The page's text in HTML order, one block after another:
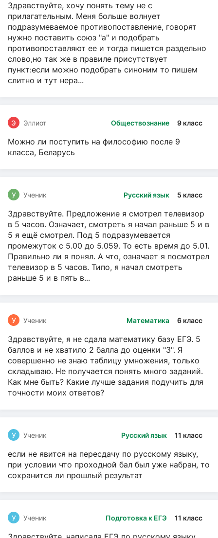
Здравствуйте, хочу понять тему не с
прилагательным. Меня больше волнует
подразумеваемое противопоставление, говорят
нужно поставить союз "а" и подобрать
противопоставляют ее и тогда пишется раздельно
слово,но так же в правиле присутствует
пункт:если можно подобрать синоним то пишем
слитно и тут нера...
Обществознание 9 класс
Э Эллиот
Можно ли поступить на философию после 9
класса, Беларусь
Русский язык 5 класс
У Ученик
Здравствуйте. Предложение я смотрел телевизор
в 5 часов. Означает, смотреть я начал раньше 5 и в
5 я ещё смотрел. Под 5 подразумевается
промежуток с 5.00 до 5.059. То есть время до 5.01.
Правильно ли я понял. А что, означает я посмотрел
телевизор в 5 часов. Типо, я начал смотреть
раньше 5 и в пять в...
Математика 6 класс
У Ученик
Здравствуйте, я не сдала математику базу ЕГЭ. 5
баллов и не хватило 2 балла до оценки "3". Я
совершенно не знаю таблицу умножения, только
складываю. Не получается понять много заданий.
Как мне быть? Какие лучше задания подучить для
точности моих ответов?
Русский язык 11 класс
У Ученик
если не явится на пересдачу по русскому языку,
при условии что проходной бал был уже набран, то
сохранится ли прошлый результат
Подготовка к ЕГЭ 11 класс
У Ученик